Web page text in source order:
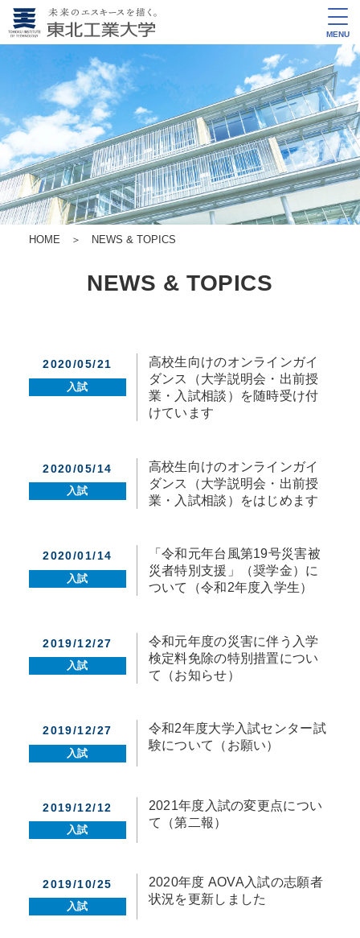
MENU
HOME ＞ NEWS & TOPICS
NEWS & TOPICS
2020/05/21
入試
高校生向けのオンラインガイ
ダンス（大学説明会・出前授
業・入試相談）を随時受け付
けています
2020/05/14
入試
高校生向けのオンラインガイ
ダンス（大学説明会・出前授
業・入試相談）をはじめます
2020/01/14
入試
「令和元年台風第19号災害被
災者特別支援」（奨学金）に
ついて（令和2年度入学生）
2019/12/27
入試
令和元年度の災害に伴う入学
検定料免除の特別措置につい
て（お知らせ）
2019/12/27
入試
令和2年度大学入試センター試
験について（お願い）
2019/12/12
入試
2021年度入試の変更点につい
て（第二報）
2019/10/25
入試
2020年度 AOVA入試の志願者
状況を更新しました